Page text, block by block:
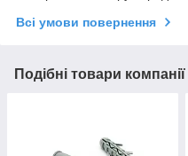
Всі умови повернення
Подібні товари компанії